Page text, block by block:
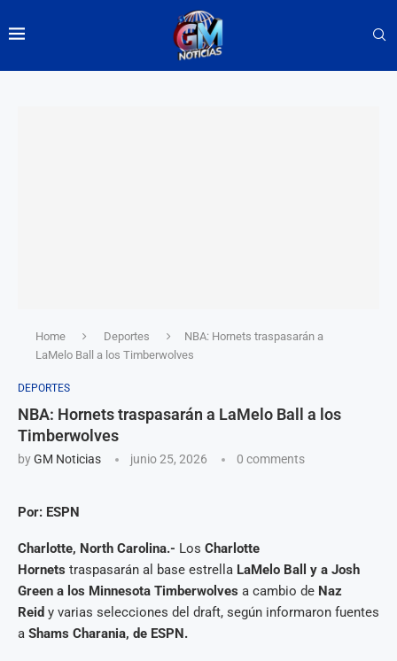
Home Deportes
NBA: Hornets traspasarán a
LaMelo Ball a los Timberwolves
DEPORTES
NBA: Hornets traspasarán a LaMelo Ball a los
Timberwolves
byGM Noticias junio 25, 2026 0 comments
Por: ESPN
Charlotte, North Carolina.- Los Charlotte
Hornets traspasarán al base estrella LaMelo Ball y a Josh
Green a los Minnesota Timberwolves a cambio de Naz
Reid y varias selecciones del draft, según informaron fuentes
a Shams Charania, de ESPN.